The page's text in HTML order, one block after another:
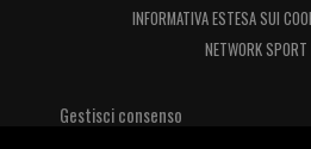
INFORMATIVA ESTESA SUI
NETWORK SPORT
Gestisci consenso